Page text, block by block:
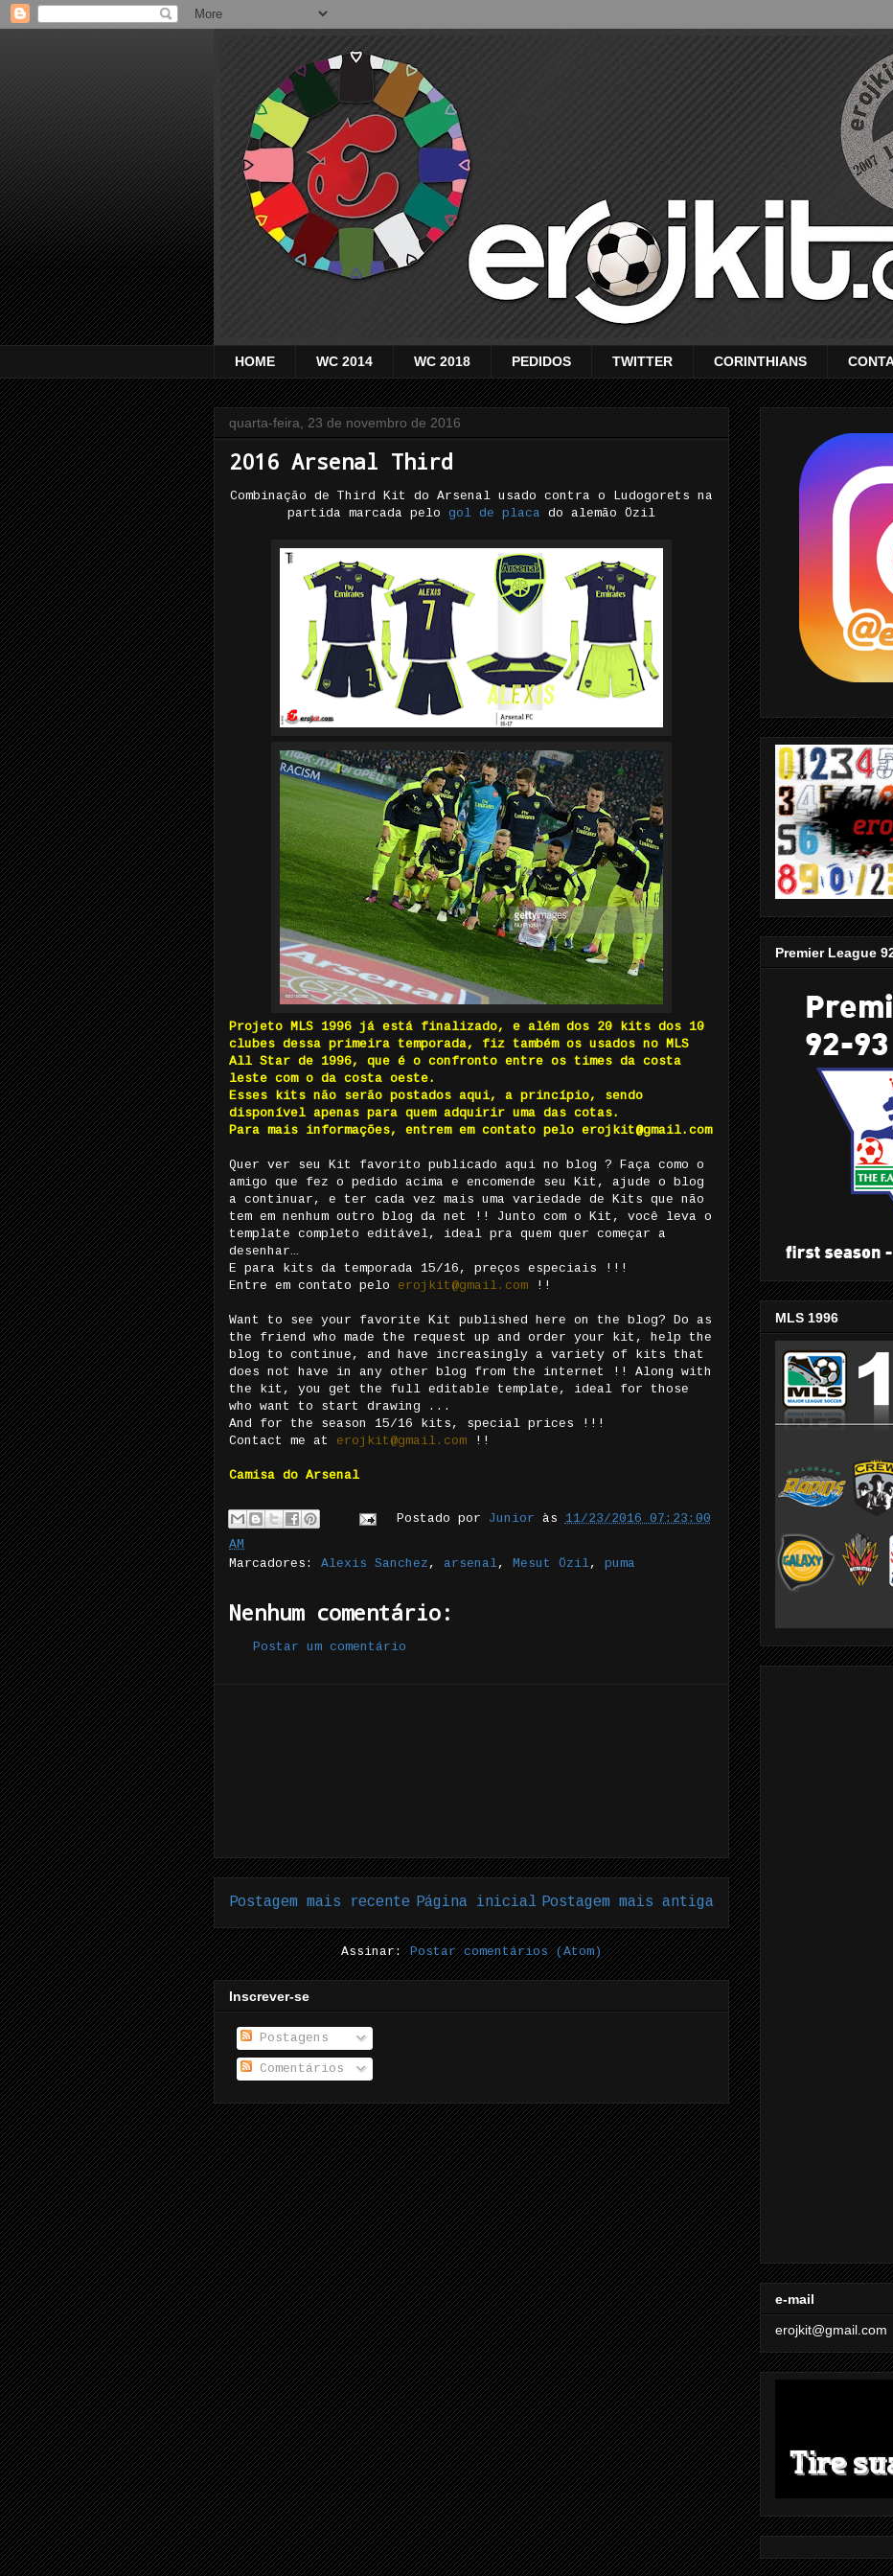
HOME WC 2014 WC 2018 PEDIDOS TWITTER CORINTHIANS
quarta-feira, 23 de novembro de 2016
2016 Arsenal Third
Combinação de Third Kit do Arsenal usado contra o Ludogorets na
partida marcada pelo gol de placa do alemão Özil
Projeto MLS 1996 já está finalizado, e além dos 20 kits dos 10
clubes dessa primeira temporada, fiz também os usados no MLS
All Star de 1996, que é o confronto entre os times da costa
leste com o da costa oeste.
Esses kits não serão postados aqui, a princípio, sendo
disponível apenas para quem adquirir uma das cotas.
Para mais informações, entrem em contato pelo erojkit@gmail.com
Quer ver seu Kit favorito publicado aqui no blog ? Faça como o
amigo que fez o pedido acima e encomende seu Kit, ajude o blog
a continuar, e ter cada vez mais uma variedade de Kits que não
tem em nenhum outro blog da net !! Junto com o Kit, você leva o
template completo editável, ideal pra quem quer começar a
desenhar…
E para kits da temporada 15/16, preços especiais !!!
Entre em contato pelo erojkit@gmail.com !!
Want to see your favorite Kit published here on the blog? Do as
the friend who made the request up and order your kit, help the
blog to continue, and have increasingly a variety of kits that
does not have in any other blog from the internet !! Along with
the kit, you get the full editable template, ideal for those
who want to start drawing ...
And for the season 15/16 kits, special prices !!!
Contact me at erojkit@gmail.com !!
Camisa do Arsenal
Postado por Junior às 11/23/2016 07:23:00
AM
Marcadores: Alexis Sanchez , arsenal, Mesut Özil, puma
Nenhum comentário:
Postar um comentário
Postagem mais recente Postagem mais antiga
Página inicial
Assinar:Postar comentários (Atom)
Inscrever-se
Postagens
Comentários
Premier League
MLS 1996
e-mail
erojkit@gmail.com